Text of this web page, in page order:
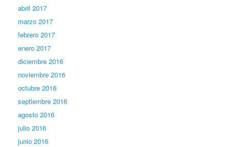
abril 2017
marzo 2017
febrero 2017
enero 2017
diciembre 2016
noviembre 2016
octubre 2016
septiembre 2016
agosto 2016
julio 2016
junio 2016